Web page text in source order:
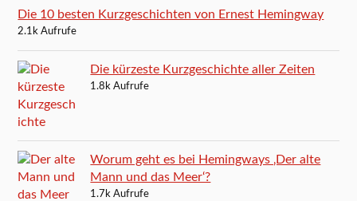
Die 10 besten Kurzgeschichten von Ernest Hemingway
2.1k Aufrufe
Die kürzeste Kurzgeschichte aller Zeiten
1.8k Aufrufe
Worum geht es bei Hemingways ‚Der alte
Mann und das Meer‘?
1.7k Aufrufe